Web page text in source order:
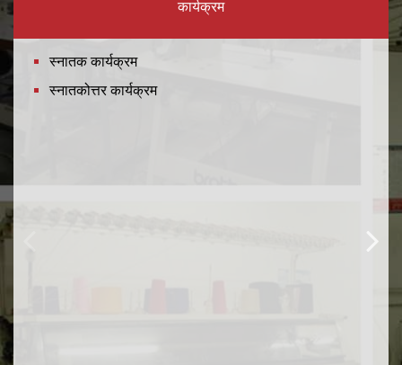
कार्यक्रम
स्नातक कार्यक्रम
स्नातकोत्तर कार्यक्रम